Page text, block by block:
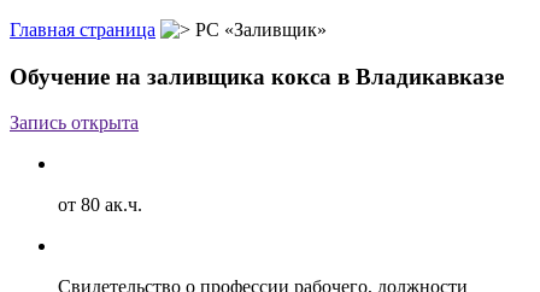
Главная страница
РС «Заливщик»
Обучение на заливщика кокса в Владикавказе
Запись открыта
от 80 ак.ч.
Свидетельство о профессии рабочего, должности